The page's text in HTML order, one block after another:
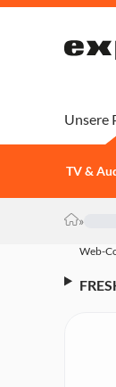
Unsere
TV &
»
Web-